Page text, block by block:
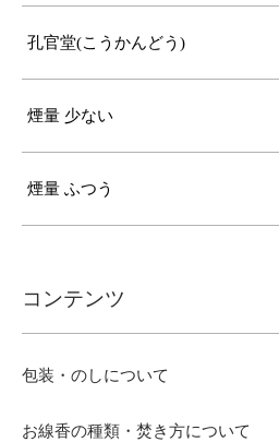
孔官堂(こうかんどう)
煙量 少ない
煙量 ふつう
コンテンツ
包装・のしについて
お線香の種類・焚き方について